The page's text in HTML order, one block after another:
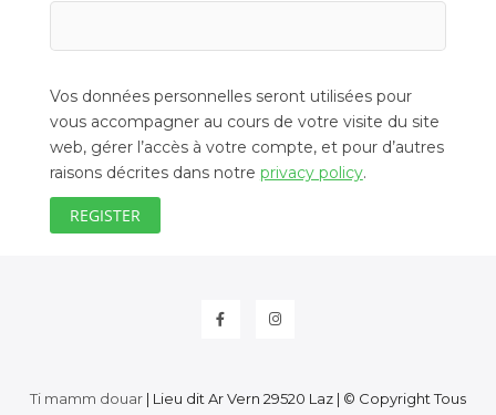
Vos données personnelles seront utilisées pour
vous accompagner au cours de votre visite du site
web, gérer l’accès à votre compte, et pour d’autres
raisons décrites dans notre privacy policy.
REGISTER
FacebookInstagram
Ti mamm douar| Lieu dit Ar Vern 29520 Laz | © Copyright Tous